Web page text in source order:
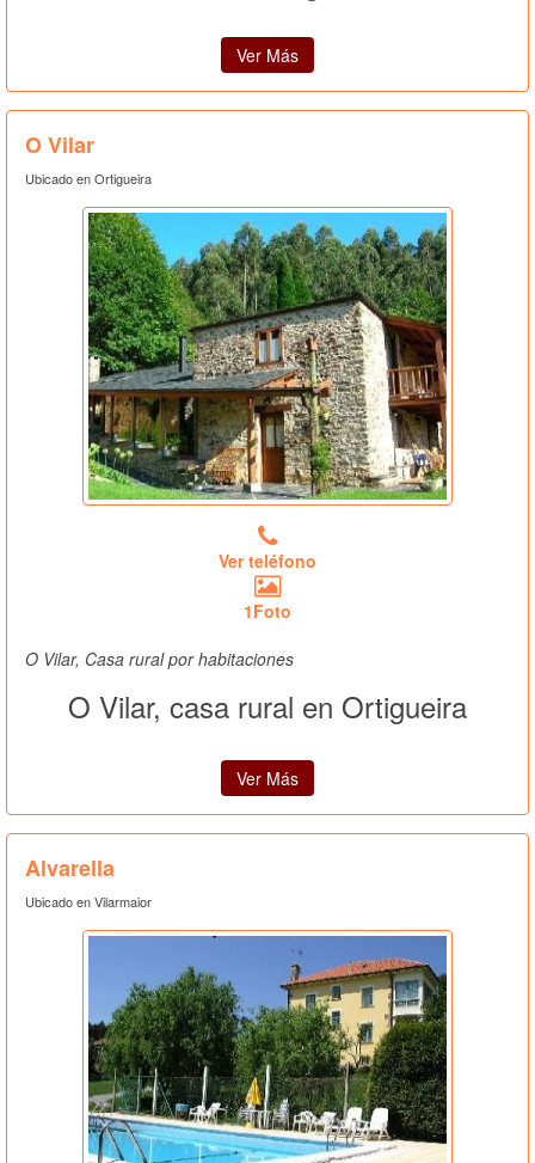
Ver Más
O Vilar
Ubicado en Ortigueira
Ver teléfono
1Foto
O Vilar, Casa rural por habitaciones
O Vilar, casa rural en Ortigueira
Ver Más
Alvarella
Ubicado en Vilarmaior